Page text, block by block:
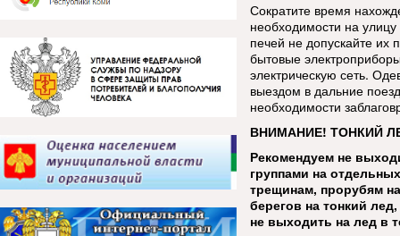
Сократите время
необходимости на
печей не допускайте их
бытовые
электрическую сеть.
выездом в дальние
необходимости
ВНИМАНИЕ! ТОНКИЙ
Рекомендуем не
группами на
трещинам, прорубям
берегов на тонкий
не выходить на лед в